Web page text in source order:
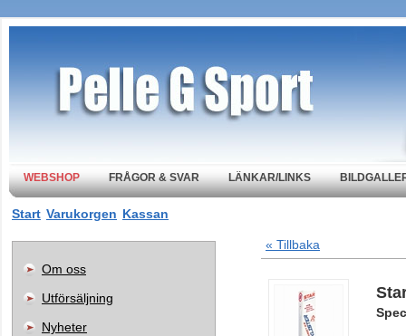
WEBSHOP FRÅGOR & SVAR LÄNKAR/LINKS
Start Varukorgen Kassan
Om oss
Utförsäljning
Nyheter
« Tillbaka